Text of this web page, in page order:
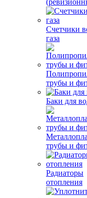
Счетчики
газа
трубы и
Баки для
трубы и
Радиаторы
отопления